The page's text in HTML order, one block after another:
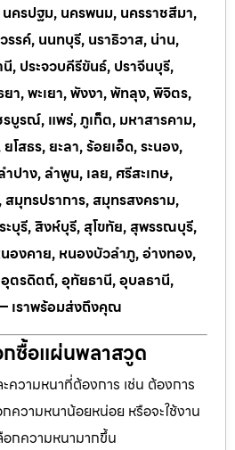
ครปฐม, นครพนม, นครราชสีมา,
รรค์, นนทบุรี, นราธิวาส, น่าน,
, ประจวบคีรีขันธ์, ปราจีนบุรี,
า, พะเยา, พังงา, พัทลุง, พิจิตร,
บูรณ์, แพร่, ภูเก็ต, มหาสารคาม,
สธร, ยะลา, ร้อยเอ็ด, ระนอง,
ปาง, ลำพูน, เลย, ศรีสะเกษ,
มุทรปราการ, สมุทรสงคราม,
ะบุรี, สิงห์บุรี, สุโขทัย, สุพรรณบุรี,
องคาย, หนองบัวลำภู, อ่างทอง,
ตรดิตถ์, อุทัยธานี, อุบลธานี,
เราพร้อมส่งถึงคุณ
กซื้อแผ่นพลาสวูด
ความหนาที่ต้องการ เช่น ต้องการ
ความหนาน้อยหน่อย หรือจะใช้งาน
อกความหนามากขึ้น